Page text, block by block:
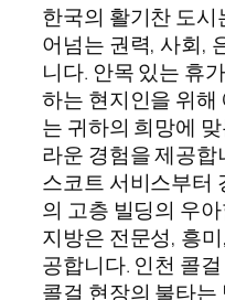
한국의 활기찬 도시
어넘는 권력, 사회,
니다. 안목 있는 휴
하는 현지인을 위
는 귀하의 희망에
라운 경험을 제공합
스코트 서비스부터
의 고층 빌딩의 우
지방은 전문성, 흥
공합니다. 인천 콜
콜걸 현장의 불타